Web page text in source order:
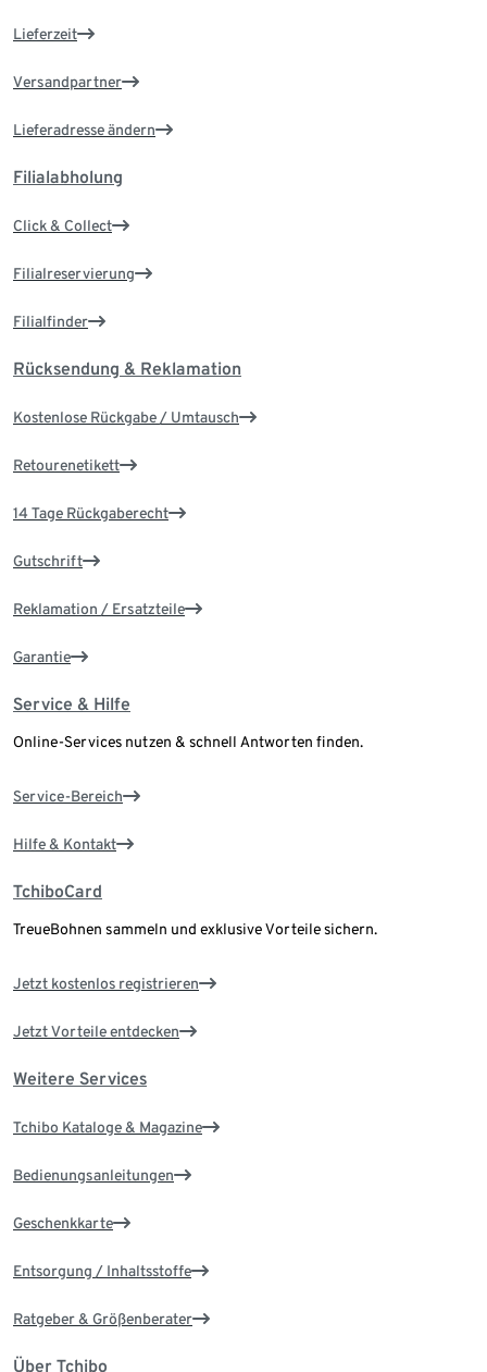
Lieferzeit
Versandpartner
Lieferadresse ändern
Filialabholung
Click & Collect
Filialreservierung
Filialfinder
Rücksendung & Reklamation
Kostenlose Rückgabe / Umtausch
Retourenetikett
14 Tage Rückgaberecht
Gutschrift
Reklamation / Ersatzteile
Garantie
Service & Hilfe
Online-Services nutzen & schnell Antworten finden.
Service-Bereich
Hilfe & Kontakt
TchiboCard
TreueBohnen sammeln und exklusive Vorteile sichern.
Jetzt kostenlos registrieren
Jetzt Vorteile entdecken
Weitere Services
Tchibo Kataloge & Magazine
Bedienungsanleitungen
Geschenkkarte
Entsorgung / Inhaltsstoffe
Ratgeber & Größenberater
Über Tchibo